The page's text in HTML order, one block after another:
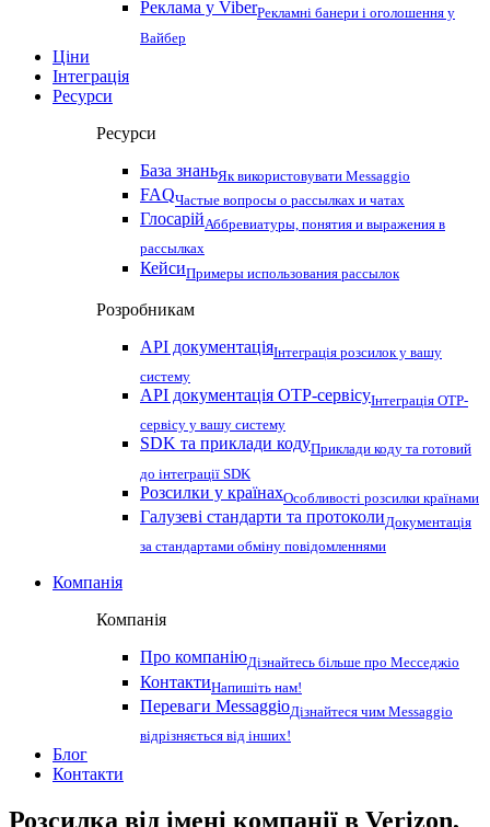
Реклама у ViberРекламні банери і оголошення у
Вайбер
Ціни
Інтеграція
Ресурси
Ресурси
База знаньЯк використовувати Messaggio
FAQЧастые вопросы о рассылках и чатах
ГлосарійАббревиатуры, понятия и выражения в
рассылках
КейсиПримеры использования рассылок
Розробникам
API документаціяІнтеграція розсилок у вашу
систему
API документація OTP-сервісуІнтеграція OTP-
сервісу у вашу систему
SDK та приклади кодуПриклади коду та готовий
до інтеграції SDK
Розсилки у країнахОсобливості розсилки країнами
Галузеві стандарти та протоколиДокументація
за стандартами обміну повідомленнями
Компанія
Компанія
Про компаніюДізнайтесь більше про Месседжіо
КонтактиНапишіть нам!
Переваги MessaggioДізнайтеся чим Messaggio
відрізняється від інших!
Блог
Контакти
Розсилка від імені компанії в Verizon,